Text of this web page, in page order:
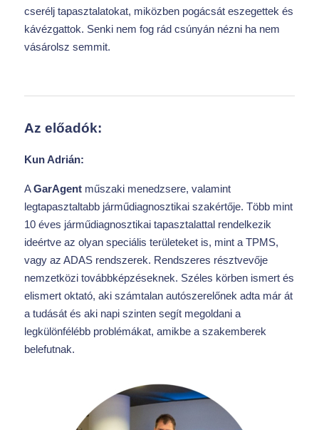
cserélj tapasztalatokat, miközben pogácsát eszegettek és
kávézgattok. Senki nem fog rád csúnyán nézni ha nem
vásárolsz semmit.
Az előadók:
Kun Adrián:
AGarAgentműszaki menedzsere, valamint
legtapasztaltabb járműdiagnosztikai szakértője. Több mint
10 éves járműdiagnosztikai tapasztalattal rendelkezik
ideértve az olyan speciális területeket is, mint a TPMS,
vagy az ADAS rendszerek. Rendszeres résztvevője
nemzetközi továbbképzéseknek. Széles körben ismert és
elismert oktató, aki számtalan autószerelőnek adta már át
a tudását és aki napi szinten segít megoldani a
legkülönfélébb problémákat, amikbe a szakemberek
belefutnak.